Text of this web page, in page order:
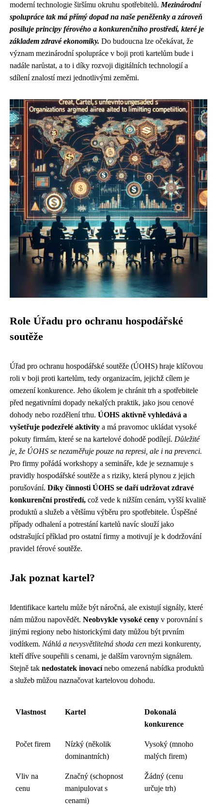
moderní technologie širšímu okruhu spotřebitelů. Mezinárodní
spolupráce tak má přímý dopad na naše peněženky a zároveň
posiluje principy férového a konkurenčního prostředí, které je
základem zdravé ekonomiky. Do budoucna lze očekávat, že
význam mezinárodní spolupráce v boji proti kartelům bude i
nadále narůstat, a to i díky rozvoji digitálních technologií a
sdílení znalostí mezi jednotlivými zeměmi.
Role Úřadu pro ochranu hospodářské
soutěže
Úřad pro ochranu hospodářské soutěže (ÚOHS) hraje klíčovou
roli v boji proti kartelům, tedy organizacím, jejichž cílem je
omezení konkurence. Jeho úkolem je chránit trh a spotřebitele
před negativními dopady nekalých praktik, jako jsou cenové
dohody nebo rozdělení trhu. ÚOHS aktivně vyhledává a
vyšetřuje podezřelé aktivity a má pravomoc ukládat vysoké
pokuty firmám, které se na kartelové dohodě podílejí. Důležité
je, že ÚOHS se nezaměřuje pouze na represi, ale i na prevenci.
Pro firmy pořádá workshopy a semináře, kde je seznamuje s
pravidly hospodářské soutěže a s riziky, která plynou z jejich
porušování. Díky činnosti ÚOHS se daří udržovat zdravé
konkurenční prostředí, což vede k nižším cenám, vyšší kvalitě
produktů a služeb a většímu výběru pro spotřebitele. Úspěšné
případy odhalení a potrestání kartelů navíc slouží jako
odstrašující příklad pro ostatní firmy a motivují je k dodržování
pravidel férové soutěže.
Jak poznat kartel?
Identifikace kartelu může být náročná, ale existují signály, které
nám můžou napovědět. Neobvykle vysoké ceny v porovnání s
jinými regiony nebo historickými daty můžou být prvním
vodítkem. Náhlá a nevysvětlitelná shoda cen mezi konkurenty,
kteří dříve soupeřili s cenami, je dalším varovným signálem.
Stejně tak nedostatek inovacínebo omezená nabídka produktů
a služeb můžou naznačovat kartelovou dohodu.
Vlastnost Kartel
Dokonalá
konkurence
Počet firem
Nízký (několik
dominantních)
Vysoký (mnoho
malých firem)
Vliv na
cenu
Značný (schopnost
manipulovat s
cenami)
Žádný (cenu
určuje trh)